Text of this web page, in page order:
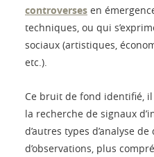
controverses en
techniques, ou qui
sociaux (artistiques,
etc.).
Ce bruit de fond identifié,
la recherche de signaux
d’autres types d’analyse
d’observations, plus